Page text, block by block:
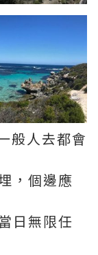
人去都會
，個邊應
日無限任